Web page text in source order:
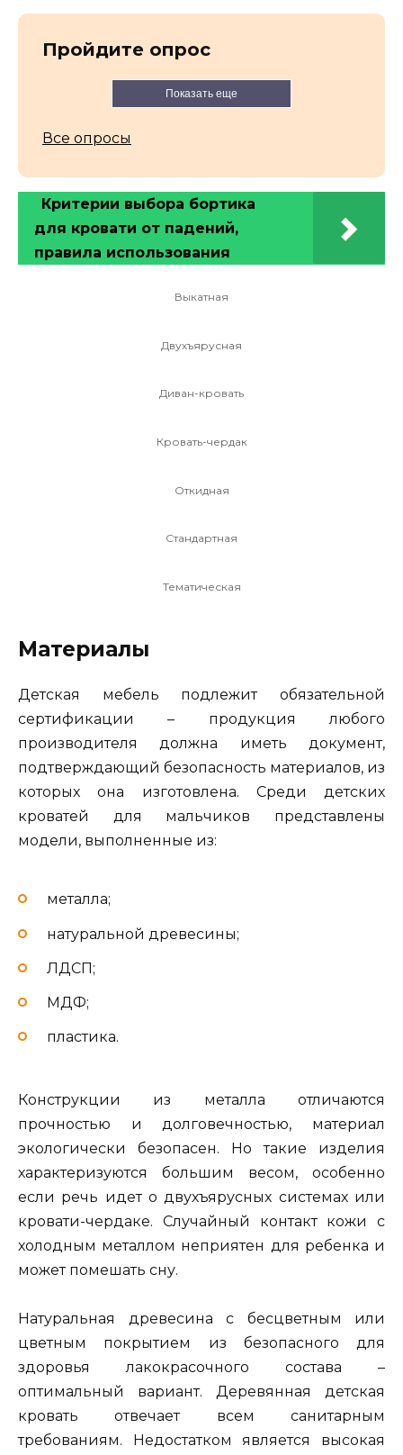
Пройдите опрос
Показать еще
Все опросы
Критерии выбора бортика
для кровати от падений,
правила использования
Выкатная
Двухъярусная
Диван-кровать
Кровать-чердак
Откидная
Стандартная
Тематическая
Материалы
Детская мебель подлежит обязательной
сертификации – продукция любого
производителя должна иметь документ,
подтверждающий безопасность материалов, из
которых она изготовлена. Среди детских
кроватей для мальчиков представлены
модели, выполненные из:
металла;
натуральной древесины;
ЛДСП;
МДФ;
пластика.
Конструкции из металла отличаются
прочностью и долговечностью, материал
экологически безопасен. Но такие изделия
характеризуются большим весом, особенно
если речь идет о двухъярусных системах или
кровати-чердаке. Случайный контакт кожи с
холодным металлом неприятен для ребенка и
может помешать сну.
Натуральная древесина с бесцветным или
цветным покрытием из безопасного для
здоровья лакокрасочного состава –
оптимальный вариант. Деревянная детская
кровать отвечает всем санитарным
требованиям. Недостатком является высокая